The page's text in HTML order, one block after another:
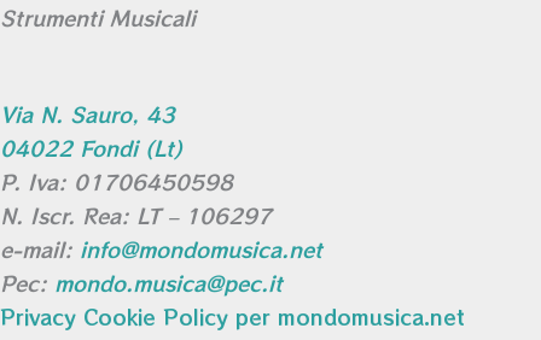
Strumenti Musicali
Via N. Sauro, 43
04022 Fondi (Lt)
P. Iva: 01706450598
N. Iscr. Rea: LT – 106297
e-mail: info@mondomusica.net
Pec: mondo.musica@pec.it
Privacy Cookie Policy per mondomusica.net